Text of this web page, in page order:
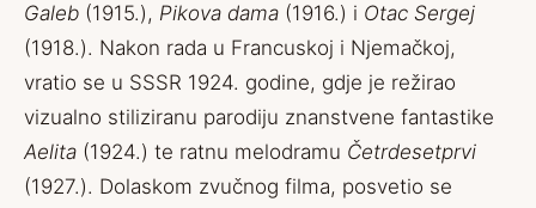
Galeb (1915.), Pikova dama (1916.) i Otac Sergej
(1918.). Nakon rada u Francuskoj i Njemačkoj,
vratio se u SSSR 1924. godine, gdje je režirao
vizualno stiliziranu parodiju znanstvene fantastike
Aelita (1924.) te ratnu melodramu Četrdesetprvi
(1927.). Dolaskom zvučnog filma, posvetio se